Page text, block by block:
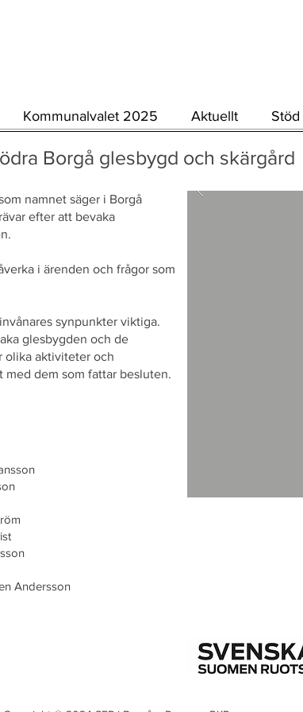
Kommunalvalet 2025 Aktuellt Stöd
Borgå glesbygd och skärgård
namnet säger i Borgå
efter att bevaka
i ärenden och frågor som
synpunkter viktiga.
glesbygden och de
olika aktiviteter och
dem som fattar besluten.
Andersson